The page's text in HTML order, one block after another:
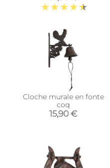
Cloche murale en fonte
coq
15,90 €